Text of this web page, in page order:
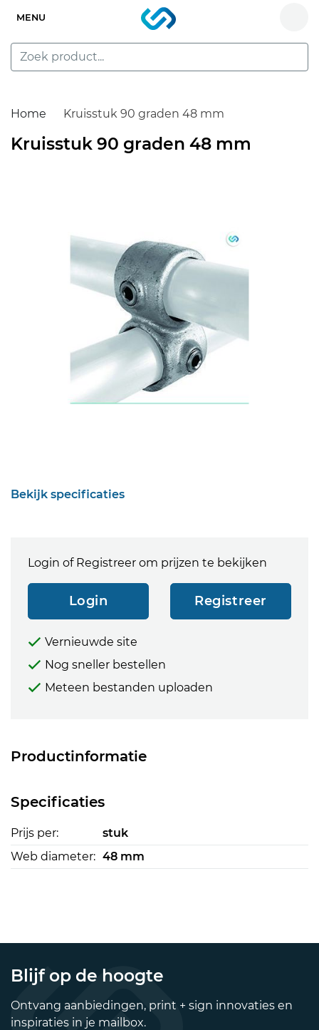
MENU
Home Kruisstuk 90 graden 48 mm
Productinformatie
Specificaties
Prijs per:
stuk
Web diameter: 48 mm
Kruisstuk 90 graden 48 mm
Bekijk specificaties
Login of Registreer om prijzen te bekijken
Login Registreer
Vernieuwde site
Nog sneller bestellen
Meteen bestanden uploaden
Blijf op de hoogte
Ontvang aanbiedingen, print + sign innovaties en
inspiraties in je mailbox.